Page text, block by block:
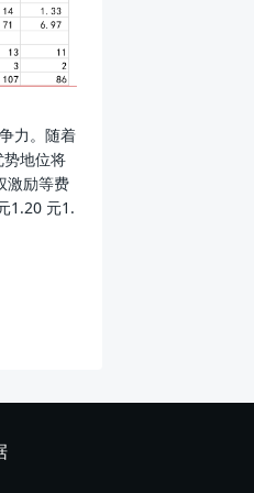
力。随着
势地位将
激励等费
1.20 元1.